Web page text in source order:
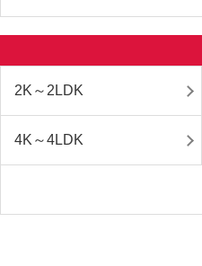
2K～2LDK
4K～4LDK